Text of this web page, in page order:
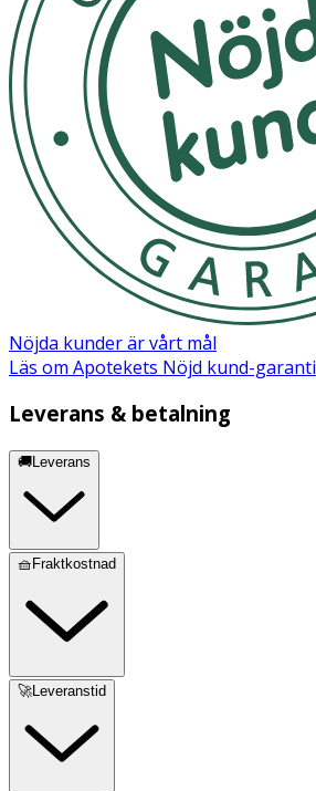
Nöjda kunder är vårt mål
Läs om Apotekets Nöjd kund-garanti
Leverans & betalning
🚚Leverans
🧺Fraktkostnad
🚀Leveranstid